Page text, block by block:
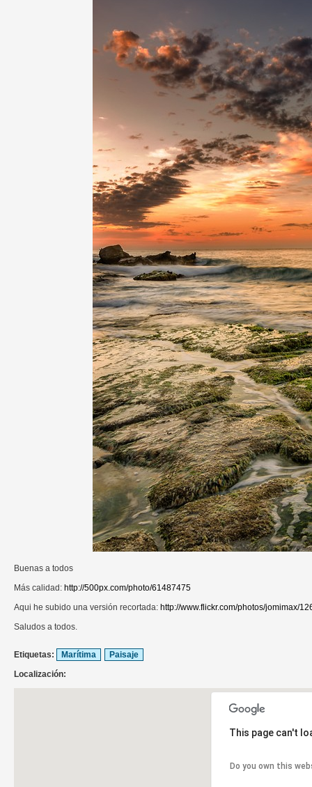
Buenas a todos
Más calidad: http://500px.com/photo/61487475
Aqui he subido una versión recortada: http://www.flickr.com/photos/jomimax/
Saludos a todos.
Etiquetas: Marítima
Paisaje
Localización:
This page can't
Do you own this